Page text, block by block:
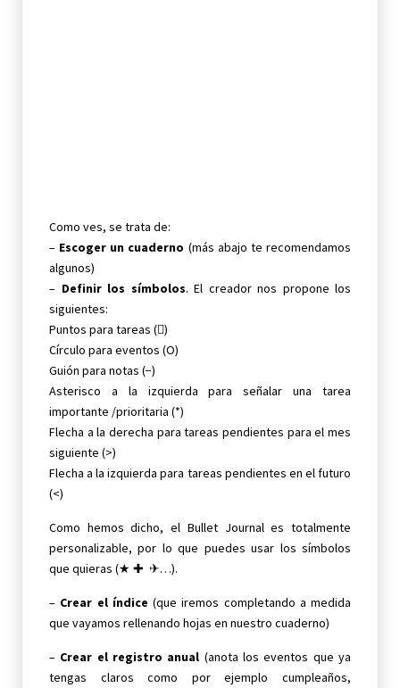
Como ves, se trata de:
– Escoger un cuaderno (más abajo te recomendamos
algunos)
– Definir los símbolos. El creador nos propone los
siguientes:
Puntos para tareas ()
Círculo para eventos (O)
Guión para notas (−)
Asterisco a la izquierda para señalar una tarea
importante /prioritaria (*)
Flecha a la derecha para tareas pendientes para el mes
siguiente (>)
Flecha a la izquierda para tareas pendientes en el futuro
(<)
Como hemos dicho, el Bullet Journal es totalmente
personalizable, por lo que puedes usar los símbolos
que quieras (★ ✚ ✈…).
– Crear el índice (que iremos completando a medida
que vayamos rellenando hojas en nuestro cuaderno)
– Crear el registro anual (anota los eventos que ya
tengas claros como por ejemplo cumpleaños,